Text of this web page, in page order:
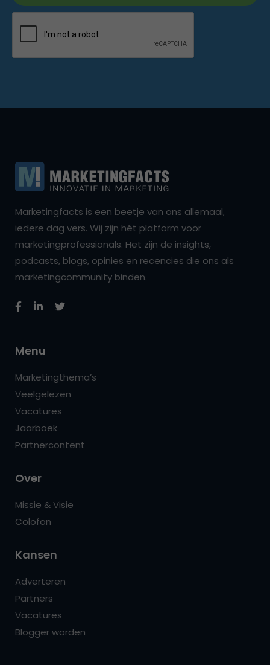
Marketingfacts is een beetje van ons allemaal,
iedere dag vers. Wij zijn hét platform voor
marketingprofessionals. Het zijn de insights,
podcasts, blogs, opinies en recencies die ons als
marketingcommunity binden.
Menu
Marketingthema’s
Veelgelezen
Vacatures
Jaarboek
Partnercontent
Over
Missie & Visie
Colofon
Kansen
Adverteren
Partners
Vacatures
Blogger worden